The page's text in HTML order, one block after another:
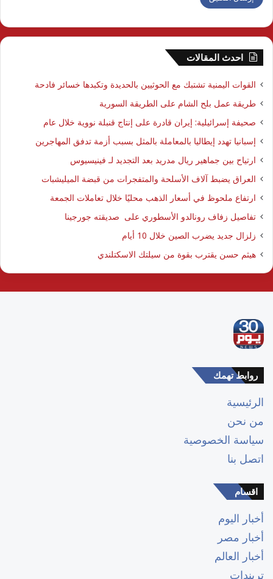
احدث المقالات
القوات اليمنية تشتبك مع الحوثيين بالحديدة وتكبدها خسائر فادحة
طريقة عمل بلح الشام على الطريقة السورية
صحيفة إسرائيلية: إيران قادرة على إنتاج قنبلة نووية خلال عام
إسبانيا تهدد إيطاليا بالمعاملة بالمثل بسبب أزمة تدفق المهاجرين
ارتياح بين جماهير ريال مدريد بعد التجديد لـ فينيسيوس
العراق يضبط آلاف الأسلحة والمتفجرات من قبضة الميليشبات
ارتفاع ملحوظ في أسعار الذهب محليًا خلال تعاملات الجمعة
تفاصيل زفاف رونالدو الأسطوري على صديقته جورجينا
زلزال جديد يضرب الصين خلال 10 أيام
هيثم حسن يقترب بقوة من سيلتك الاسكتلندي
روابط تهمك
الرئيسية
من نحن
سياسة الخصوصية
اتصل بنا
اقسام
أخبار اليوم
أخبار مصر
أخبار العالم
تريندات